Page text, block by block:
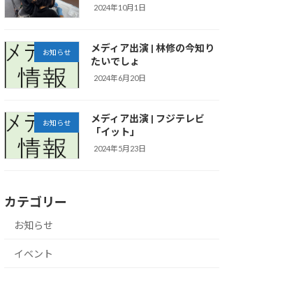
2024年10月1日
お知らせ
メディア出演 | 林修の今知り
たいでしょ
2024年6月20日
お知らせ
メディア出演 | フジテレビ
「イット」
2024年5月23日
カテゴリー
お知らせ
イベント